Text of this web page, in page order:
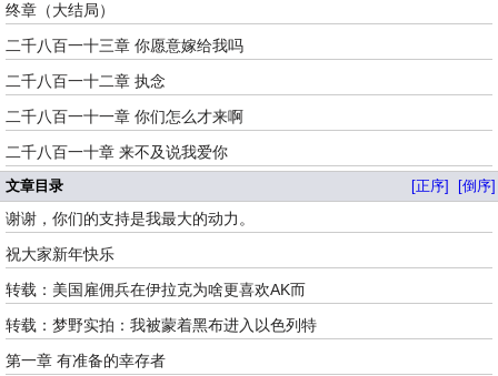
终章（大结局）
二千八百一十三章 你愿意嫁给我吗
二千八百一十二章 执念
二千八百一十一章 你们怎么才来啊
二千八百一十章 来不及说我爱你
文章目录 [正序] [倒序]
谢谢，你们的支持是我最大的动力。
祝大家新年快乐
转载：美国雇佣兵在伊拉克为啥更喜欢AK而
转载：梦野实拍：我被蒙着黑布进入以色列特
第一章 有准备的幸存者